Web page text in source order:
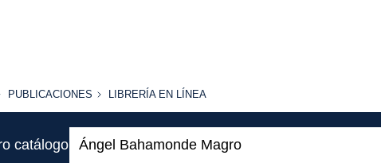
PUBLICACIONES
PUBLICACIONES
LIBRERÍA
LÍNEA
LIBRERÍA EN LÍNEA
catálogo
Buscar: